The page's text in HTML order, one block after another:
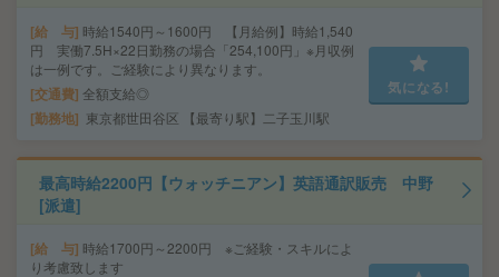
給 与 時給1540円～1600円 【月給例】時給1,540
円 実働7.5H×22日勤務の場合「254,100円」※月収例
は一例です。ご経験により異なります。
交通費 全額支給◎
勤務地 東京都世田谷区 【最寄り駅】二子玉川駅
気になる!
最高時給2200円【ウォッチニアン】英語通訳販売 中野
[派遣]
給 与 時給1700円～2200円 ※ご経験・スキルによ
り考慮致します